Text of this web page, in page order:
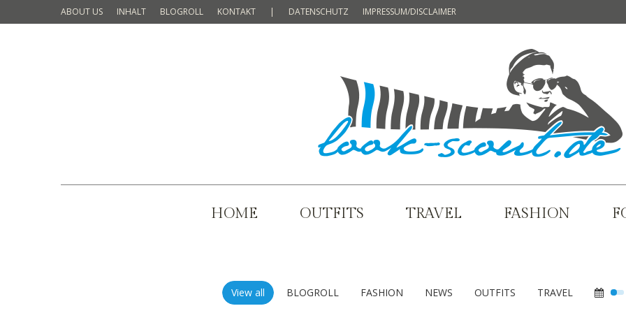
ABOUT US INHALT BLOGROLL KONTAKT | DATENSCHUTZ IMPRESSUM/DISCLAIMER
HOME OUTFITS TRAVEL FASHION
View all BLOGROLL FASHION NEWS OUTFITS TRAVEL